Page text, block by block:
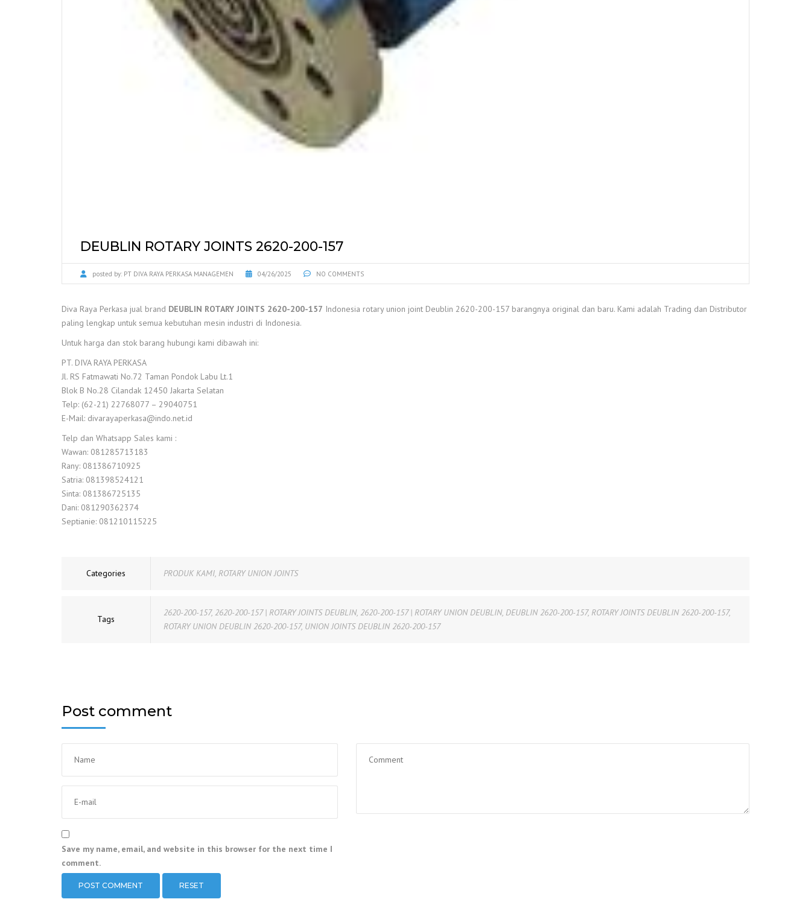
DEUBLIN ROTARY JOINTS 2620-200-157
posted by: PT DIVA RAYA PERKASA MANAGEMEN 04/26/2025 NO COMMENTS
Diva Raya Perkasa jual brand DEUBLIN ROTARY JOINTS 2620-200-157 Indonesia rotary union joint Deublin 2620-200-157 barangnya original dan baru. Kami adalah Trading dan Distributor
paling lengkap untuk semua kebutuhan mesin industri di Indonesia.
Untuk harga dan stok barang hubungi kami dibawah ini:
PT. DIVA RAYA PERKASA
Jl. RS Fatmawati No.72 Taman Pondok Labu Lt.1
Blok B No.28 Cilandak 12450 Jakarta Selatan
Telp: (62-21) 22768077 – 29040751
E-Mail: divarayaperkasa@indo.net.id
Telp dan Whatsapp Sales kami :
Wawan: 081285713183
Rany: 081386710925
Satria: 081398524121
Sinta: 081386725135
Dani: 081290362374
Septianie: 081210115225
Categories PRODUK KAMI, ROTARY UNION JOINTS
Tags
2620-200-157, 2620-200-157 | ROTARY JOINTS DEUBLIN, 2620-200-157 | ROTARY UNION DEUBLIN, DEUBLIN 2620-200-157, ROTARY JOINTS DEUBLIN 2620-200-157,
ROTARY UNION DEUBLIN 2620-200-157, UNION JOINTS DEUBLIN 2620-200-157
Post comment
Save my name, email, and website in this browser for the next time I
comment.
RESET